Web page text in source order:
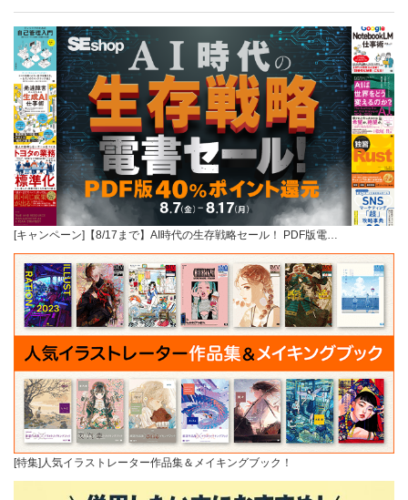
[キャンペーン]【8/17まで】AI時代の生存戦略セール！ PDF版電…
[特集]人気イラストレーター作品集＆メイキングブック！